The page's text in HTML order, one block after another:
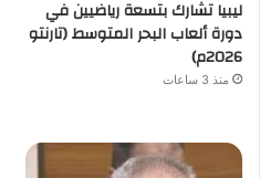
ليبيا تشارك بتسعة رياضيين في
دورة ألعاب البحر المتوسط (تارنتو
2026م)
منذ 3 ساعات